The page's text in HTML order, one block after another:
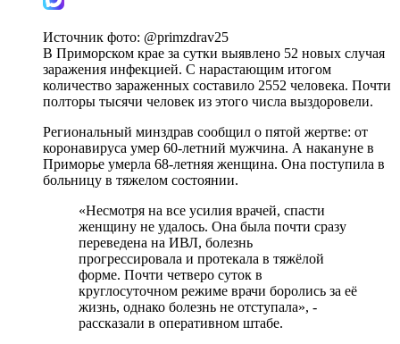
Источник фото: @primzdrav25
В Приморском крае за сутки выявлено 52 новых случая
заражения инфекцией. С нарастающим итогом
количество зараженных составило 2552 человека. Почти
полторы тысячи человек из этого числа выздоровели.
Региональный минздрав сообщил о пятой жертве: от
коронавируса умер 60-летний мужчина. А накануне в
Приморье умерла 68-летняя женщина. Она поступила в
больницу в тяжелом состоянии.
«Несмотря на все усилия врачей, спасти
женщину не удалось. Она была почти сразу
переведена на ИВЛ, болезнь
прогрессировала и протекала в тяжёлой
форме. Почти четверо суток в
круглосуточном режиме врачи боролись за её
жизнь, однако болезнь не отступала», -
рассказали в оперативном штабе.